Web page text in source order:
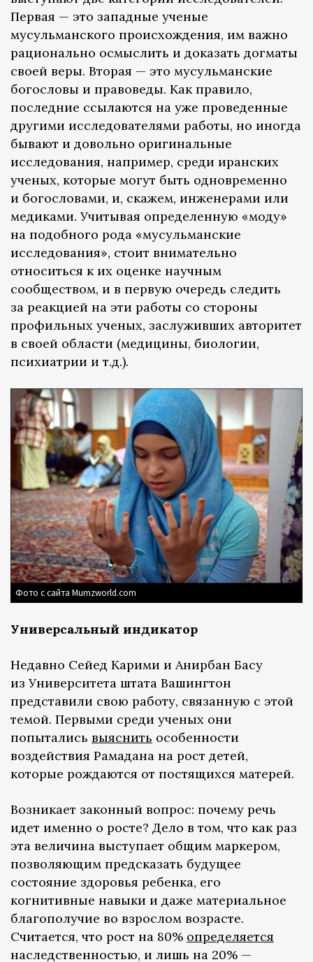
Первая — это западные ученые
мусульманского происхождения, им важно
рационально осмыслить и доказать догматы
своей веры. Вторая — это мусульманские
богословы и правоведы. Как правило,
последние ссылаются на уже проведенные
другими исследователями работы, но иногда
бывают и довольно оригинальные
исследования, например, среди иранских
ученых, которые могут быть одновременно
и богословами, и, скажем, инженерами или
медиками. Учитывая определенную «моду»
на подобного рода «мусульманские
исследования», стоит внимательно
относиться к их оценке научным
сообществом, и в первую очередь следить
за реакцией на эти работы со стороны
профильных ученых, заслуживших авторитет
в своей области (медицины, биологии,
психиатрии и т.д.).
Фото с сайта Mumzworld.com
Универсальный индикатор
Недавно Сейед Карими и Анирбан Басу
из Университета штата Вашингтон
представили свою работу, связанную с этой
темой. Первыми среди ученых они
попытались выяснить особенности
воздействия Рамадана на рост детей,
которые рождаются от постящихся матерей.
Возникает законный вопрос: почему речь
идет именно о росте? Дело в том, что как раз
эта величина выступает общим маркером,
позволяющим предсказать будущее
состояние здоровья ребенка, его
когнитивные навыки и даже материальное
благополучие во взрослом возрасте.
Считается, что рост на 80% определяется
наследственностью, и лишь на 20% —